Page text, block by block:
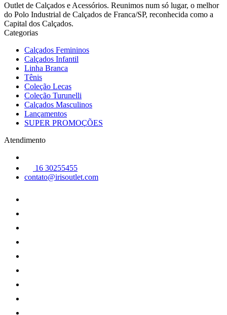
Outlet de Calçados e Acessórios. Reunimos num só lugar, o melhor
do Polo Industrial de Calçados de Franca/SP, reconhecida como a
Capital dos Calçados.
Categorias
Calçados Femininos
Calçados Infantil
Linha Branca
Tênis
Coleção Lecas
Coleção Turunelli
Calçados Masculinos
Lançamentos
SUPER PROMOÇÕES
Atendimento
16 30255455
contato@irisoutlet.com